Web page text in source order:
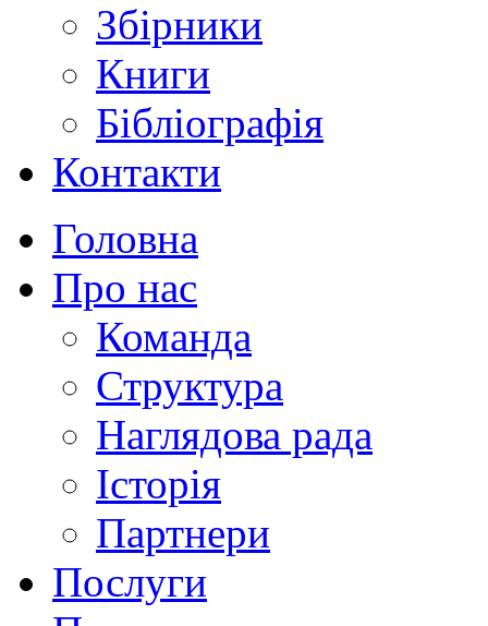
Збірники
Книги
Бібліографія
Контакти
Головна
Про нас
Команда
Структура
Наглядова рада
Історія
Партнери
Послуги